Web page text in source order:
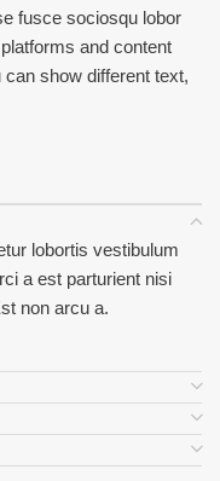
fusce sociosqu lobor
and content
show different text,
lobortis vestibulum
a est parturient nisi
non arcu a.